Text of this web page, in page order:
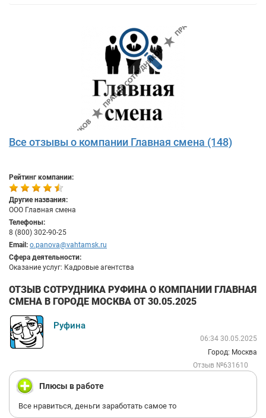
Все отзывы о компании Главная смена (148)
Рейтинг компании:
Другие названия:
ООО Главная смена
Телефоны:
8 (800) 302-90-25
Email: o.panova@vahtamsk.ru
Сфера деятельности:
Оказание услуг: Кадровые агентства
ОТЗЫВ СОТРУДНИКА РУФИНА О КОМПАНИИ ГЛАВНАЯ
СМЕНА В ГОРОДЕ МОСКВА ОТ 30.05.2025
Руфина
06:34 30.05.2025
Город: Москва
Отзыв №631610
Плюсы в работе
Все нравиться, деньги заработать самое то